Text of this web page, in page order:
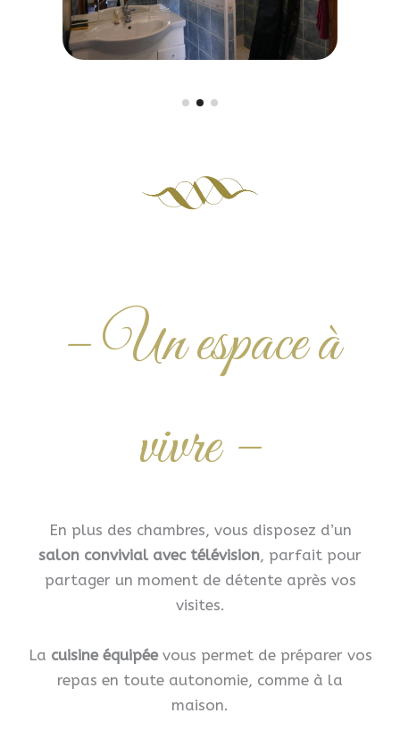
– Un espace à
vivre –
En plus des chambres, vous disposez d’un
salon convivial avec télévision, parfait pour
partager un moment de détente après vos
visites.
La cuisine équipéevous permet de préparer vos
repas en toute autonomie, comme à la
maison.